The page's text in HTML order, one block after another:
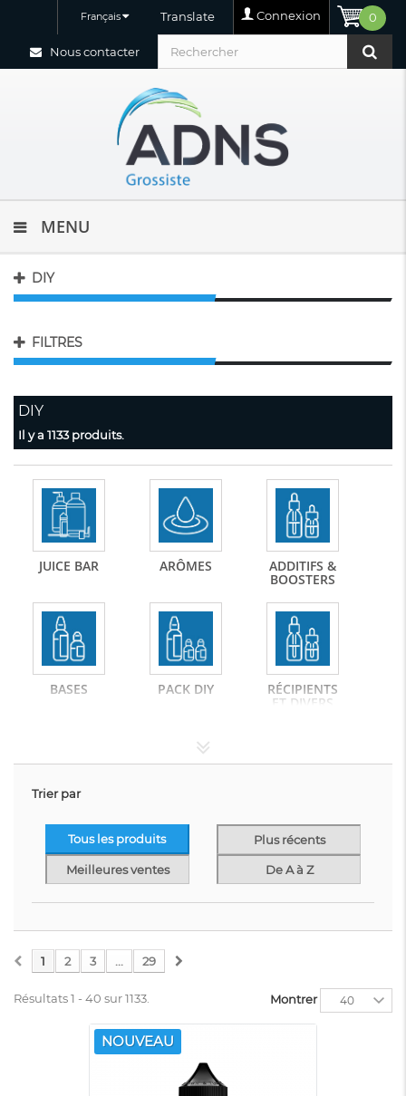
0
Connexion
Translate
Français
Nous contacter
MENU
DIY
FILTRES
DIY
Il y a 1133 produits.
JUICE BAR ARÔMES ADDITIFS &
BOOSTERS
BASES PACK DIY RÉCIPIENTS
ET DIVERS
ITALIA
Nous mettons à votre disposition tous les composants dont
vous avez besoin pour effectuer un e-liquide personnalisé.
récipients disponibles sur notre site.
Trier par
Tous les produits Plus récents
Meilleures ventes De A à Z
1 2 3 ... 29
Résultats 1 - 40 sur 1133. Montrer 40
NOUVEAU